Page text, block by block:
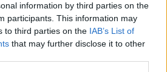
information by third parties on the
participants. This information may
to third parties on the IAB’s List of
that may further disclose it to other
MUTATJÁK BE A GYŐRI
MEGÚJÍTÁSÁNAK TERVEIT